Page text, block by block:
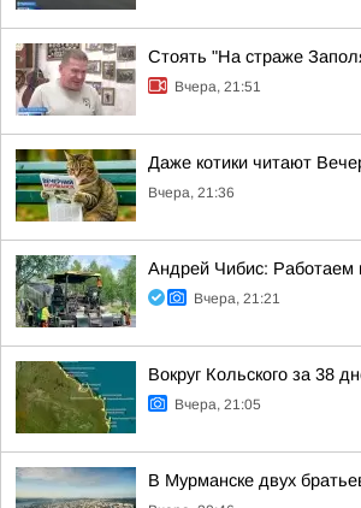
Стоять "На страже
Вчера, 21:51
Даже котики читают
Вчера, 21:36
Андрей Чибис: Работаем
Вчера, 21:21
Вокруг Кольского за 38
Вчера, 21:05
В Мурманске двух